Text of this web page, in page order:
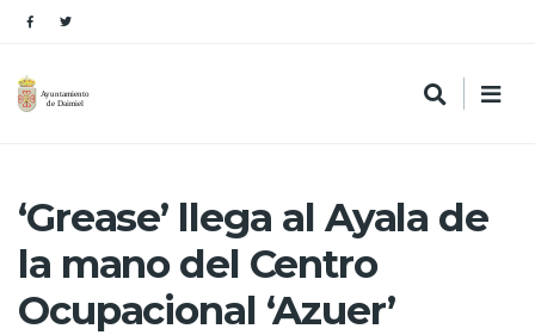
‘Grease’ llega al Ayala de
la mano del Centro
Ocupacional ‘Azuer’